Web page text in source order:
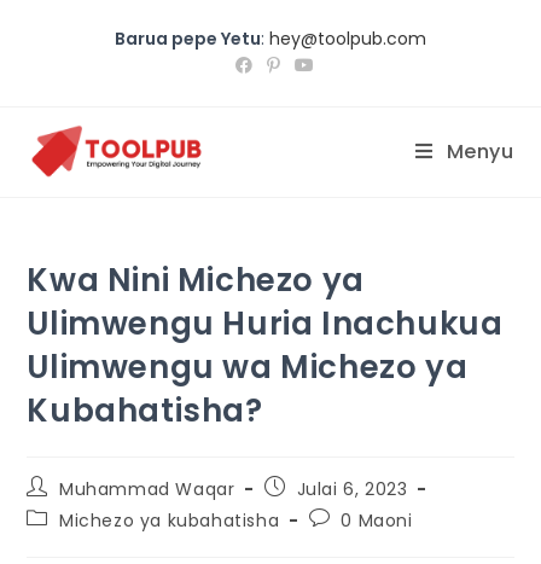
Barua pepe Yetu: hey@toolpub.com
Menyu
Kwa Nini Michezo ya
Ulimwengu Huria Inachukua
Ulimwengu wa Michezo ya
Kubahatisha?
Muhammad Waqar
Julai 6, 2023
Michezo ya kubahatisha
0 Maoni